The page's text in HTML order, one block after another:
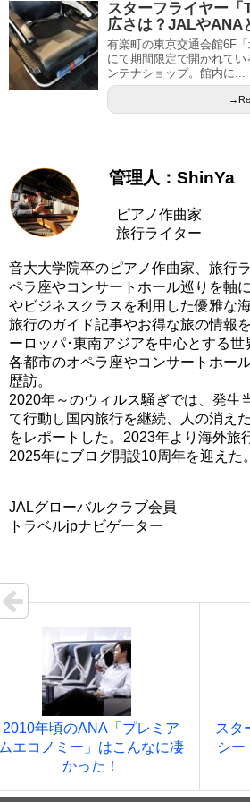
スターフライヤー
広さは？JALやANA
有楽町の東京交通会館6F
にて期間限定で開かれて
ンテナショップ。館内に...
管理人：ShinYa
ピアノ作曲家
旅行ライター
音大大学院卒のピアノ作曲家、旅行
ペラ座やコンサートホール巡りを軸
やビジネスクラスを利用した優雅な
旅行のガイド記事やお得な旅の情報
ーロッパ･東南アジアを中心とする世
各都市のオペラ座やコンサートホー
歴訪。
2020年～のウィルス騒ぎでは、発生
て行動し国内旅行を継続、人の消え
をレポートした。2023年より海外旅
2025年にブログ開設10周年を迎えた。
JALグローバルクラブ会員
トラベルjpナビゲーター
2010年頃のANA「プレミア
エコノミー」はこんなに凄
かった！
スタ
シ